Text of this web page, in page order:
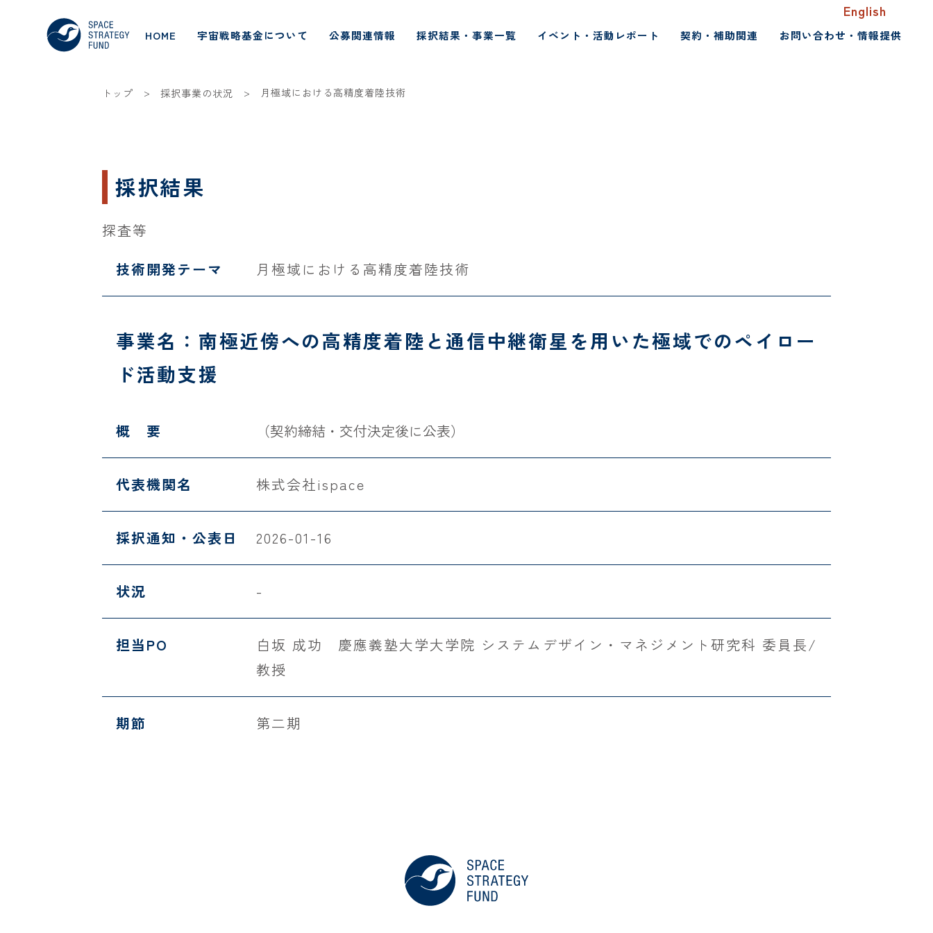
English
HOME 宇宙戦略基金について 公募関連情報 採択結果・事業一覧 イベント・活動レポート 契約・補助関連 お問い合わせ・情報提供
トップ > 採択事業の状況 > 月極域における高精度着陸技術
採択結果
探査等
技術開発テーマ
月極域における高精度着陸技術
事業名：南極近傍への高精度着陸と通信中継衛星を用いた極域でのペイロー
ド活動支援
概 要 （契約締結・交付決定後に公表）
代表機関名 株式会社ispace
採択通知・公表日 2026-01-16
状況 -
担当PO
白坂 成功 慶應義塾大学大学院 システムデザイン・マネジメント研究科 委員長/
教授
期節 第二期